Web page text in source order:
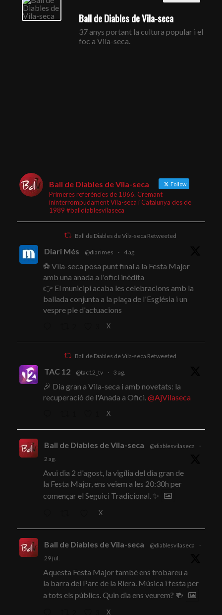
Ball de Diables de Vila-seca
37 anys portant la cultura popular i el
foc a Vila-seca.
Ball de Diables de Vila-seca Follow
Primeres referències de 1866. Cremant
ininterrompudament Vila-seca i Catalunya des de
1989 #balldiablesvilaseca
Ball de Diables de Vila-seca Retweeted
Diari Més @diarimes · 4 ag.
⚽ Vila-seca posa punt final a la Festa Major
amb una anada a l'ofici inèdita
👉 El municipi acaba les celebracions amb la
ballada conjunta a la plaça de l'Església i un
vespre ple d'actuacions
X
Ball de Diables de Vila-seca Retweeted
TAC 12 @tac12_tv · 3 ag.
🎉 Dia gran a Vila-seca i amb novetats: la
recuperació de l'Anada a Ofici.@AjVilaseca
X
Ball de Diables de Vila-seca @diablesvilaseca
·
2 ag.
Avui dia 2 d'agost, la vigília del dia gran de
la Festa Major, ens veiem a les 20:30h per
començar el Seguici Tradicional. ✨
X
Ball de Diables de Vila-seca @diablesvilaseca
·
29 jul.
Aquesta Festa Major també ens trobareu a
la barra del Parc de la Riera. Música i festa per
a tots els públics. Quin dia ens veurem? 🍻
X